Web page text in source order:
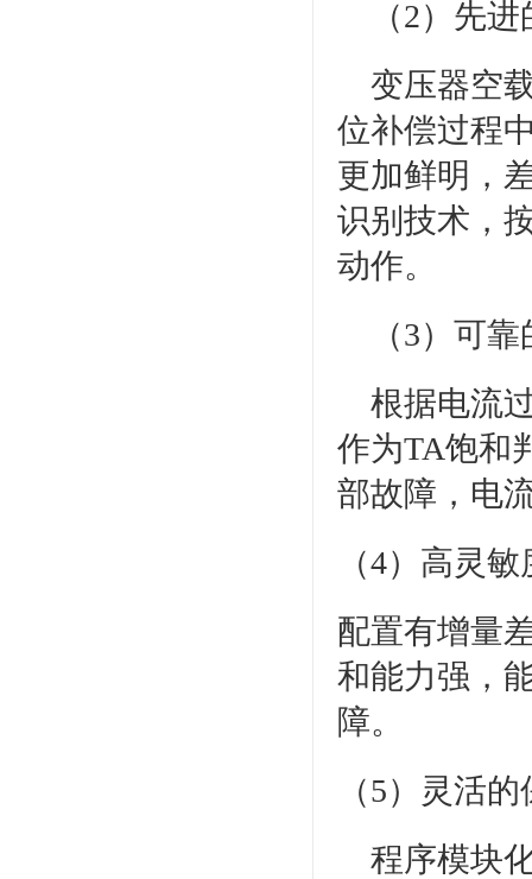
（2）先进
变压器空
位补偿过程
更加鲜明，
识别技术，
动作。
（3）可靠
根据电流
作为TA饱和
部故障，电
（4）高灵
配置有增量
和能力强，
障。
（5）灵活
程序模块